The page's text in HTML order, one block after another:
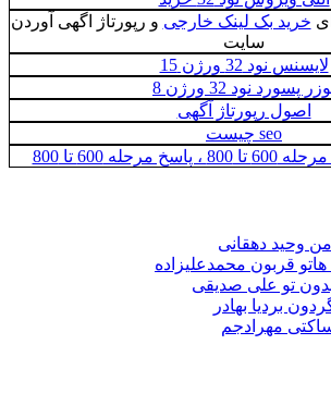
خرید بک لینک خارجی و رپورتاژ اگهی آوردن
سایت
لایسنس نود 32 ورژن 15
پسورد نود 32 ورژن 8
اصول رپورتاژ آگهی
seo چيست
600 تا 800
وحید دهقانی
قربون محمدعلیزاده
تو علی صدیقی
بردیا بهادر
مهرادجم